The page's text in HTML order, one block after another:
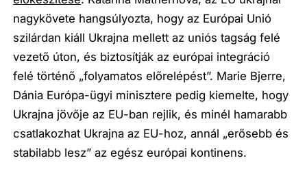
nagykövete hangsúlyozta, hogy az Európai Unió
szilárdan kiáll Ukrajna mellett az uniós tagság felé
vezető úton, és biztosítják az európai integráció
felé történő „folyamatos előrelépést”. Marie Bjerre,
Dánia Európa-ügyi minisztere pedig kiemelte, hogy
Ukrajna jövője az EU-ban rejlik, és minél hamarabb
csatlakozhat Ukrajna az EU-hoz, annál „erősebb és
stabilabb lesz” az egész európai kontinens.